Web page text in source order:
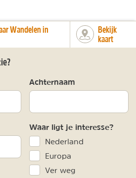
Wandelen in
Bekijk
kaart
Achternaam
Waar ligt je interesse?
Nederland
Europa
Ver weg